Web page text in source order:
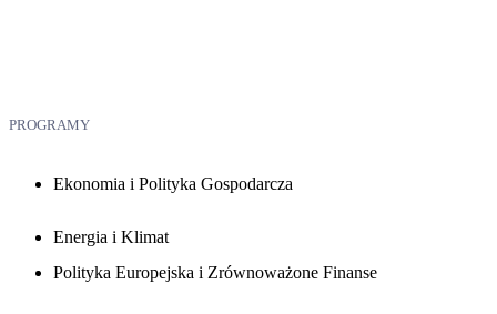
PROGRAMY
Ekonomia i Polityka Gospodarcza
Energia i Klimat
Polityka Europejska i Zrównoważone Finanse